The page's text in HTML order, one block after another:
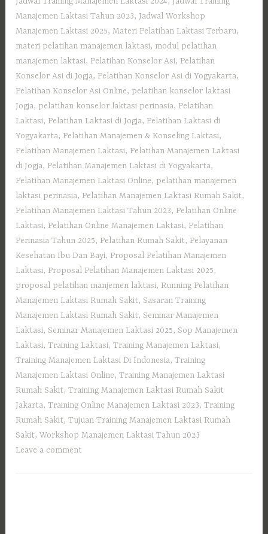
Manajemen Laktasi Tahun 2023, Jadwal Workshop
Manajemen Laktasi 2025,Materi Pelatihan Laktasi Terbaru,
materi pelatihan manajemen laktasi, modul pelatihan
manajemen laktasi, Pelatihan Konselor Asi, Pelatihan
Konselor Asi di Jogja, Pelatihan Konselor Asi di Yogyakarta,
Pelatihan Konselor Asi Online, pelatihan konselor laktasi
Jogja, pelatihan konselor laktasi perinasia, Pelatihan
Laktasi, Pelatihan Laktasi di Jogja, Pelatihan Laktasi di
Yogyakarta, Pelatihan Manajemen & Konseling Laktasi,
Pelatihan Manajemen Laktasi, Pelatihan Manajemen Laktasi
di Jogja, Pelatihan Manajemen Laktasi di Yogyakarta,
Pelatihan Manajemen Laktasi Online, pelatihan manajemen
laktasi perinasia, Pelatihan Manajemen Laktasi Rumah Sakit,
Pelatihan Manajemen Laktasi Tahun 2023, Pelatihan Online
Laktasi, Pelatihan Online Manajemen Laktasi, Pelatihan
Perinasia Tahun 2025, Pelatihan Rumah Sakit, Pelayanan
Kesehatan Ibu Dan Bayi, Proposal Pelatihan Manajemen
Laktasi, Proposal Pelatihan Manajemen Laktasi 2025,
proposal pelatihan manjemen laktasi, Running Pelatihan
Manajemen Laktasi Rumah Sakit, Sasaran Training
Manajemen Laktasi Rumah Sakit, Seminar Manajemen
Laktasi, Seminar Manajemen Laktasi 2025, Sop Manajemen
Laktasi,Training Laktasi,Training Manajemen Laktasi,
Training Manajemen Laktasi Di Indonesia,Training
Manajemen Laktasi Online,Training Manajemen Laktasi
Rumah Sakit,Training Manajemen Laktasi Rumah Sakit
Jakarta,Training Online Manajemen Laktasi 2023,Training
Rumah Sakit,Tujuan Training Manajemen Laktasi Rumah
Sakit,Workshop Manajemen Laktasi Tahun 2023
Leave a comment